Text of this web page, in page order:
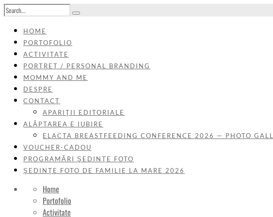
HOME
PORTOFOLIO
ACTIVITATE
PORTRET / PERSONAL BRANDING
MOMMY AND ME
DESPRE
CONTACT
APARIŢII EDITORIALE
ALĂPTAREA E IUBIRE
ELACTA BREASTFEEDING CONFERENCE 2026 — PHOTO
VOUCHER-CADOU
PROGRAMĂRI ŞEDINŢE FOTO
ŞEDINŢE FOTO DE FAMILIE LA MARE 2026
Home
Portofolio
Activitate